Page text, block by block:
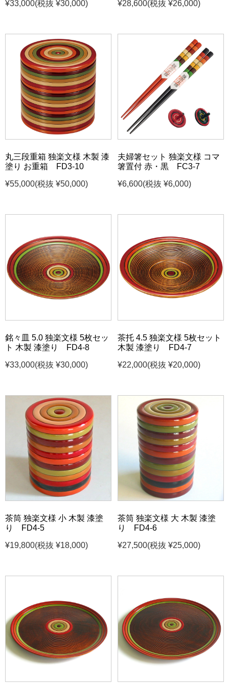
¥33,000(税抜 ¥30,000)
¥28,600(税抜 ¥26,000)
丸三段重箱 独楽文様 木製 漆
塗り お重箱 FD3-10
¥55,000(税抜 ¥50,000)
夫婦箸セット 独楽文様 コマ
箸置付 赤・黒 FC3-7
¥6,600(税抜 ¥6,000)
銘々皿 5.0 独楽文様 5枚セッ
ト 木製 漆塗り FD4-8
¥33,000(税抜 ¥30,000)
茶托 4.5 独楽文様 5枚セット
木製 漆塗り FD4-7
¥22,000(税抜 ¥20,000)
茶筒 独楽文様 小 木製 漆塗
り FD4-5
¥19,800(税抜 ¥18,000)
茶筒 独楽文様 大 木製 漆塗
り FD4-6
¥27,500(税抜 ¥25,000)